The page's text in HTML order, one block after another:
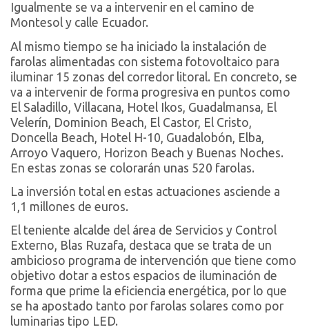
Igualmente se va a intervenir en el camino de
Montesol y calle Ecuador.
Al mismo tiempo se ha iniciado la instalación de
farolas alimentadas con sistema fotovoltaico para
iluminar 15 zonas del corredor litoral. En concreto, se
va a intervenir de forma progresiva en puntos como
El Saladillo, Villacana, Hotel Ikos, Guadalmansa, El
Velerín, Dominion Beach, El Castor, El Cristo,
Doncella Beach, Hotel H-10, Guadalobón, Elba,
Arroyo Vaquero, Horizon Beach y Buenas Noches.
En estas zonas se colorarán unas 520 farolas.
La inversión total en estas actuaciones asciende a
1,1 millones de euros.
El teniente alcalde del área de Servicios y Control
Externo, Blas Ruzafa, destaca que se trata de un
ambicioso programa de intervención que tiene como
objetivo dotar a estos espacios de iluminación de
forma que prime la eficiencia energética, por lo que
se ha apostado tanto por farolas solares como por
luminarias tipo LED.